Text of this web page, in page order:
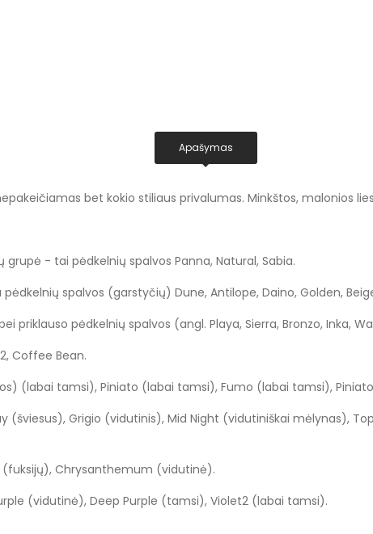
Apašymas
bet kokio stiliaus privalumas. Minkštos, malonios
grupė - tai pėdkelnių spalvos Panna, Natural, Sabia.
spalvos (garstyčių) Dune, Antilope, Daino, Golden,
priklauso pėdkelnių spalvos (angl. Playa, Sierra, Bronzo, Inka,
Coffee Bean.
(labai tamsi), Piniato (labai tamsi), Fumo (labai tamsi),
(šviesus), Grigio (vidutinis), Mid Night (vidutiniškai mėlynas),
(fuksijų), Chrysanthemum (vidutinė).
(vidutinė), Deep Purple (tamsi), Violet2 (labai tamsi).